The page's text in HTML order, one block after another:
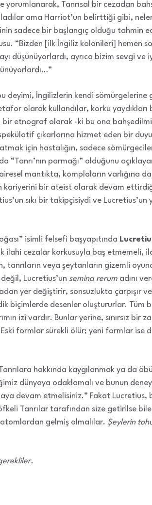
yorumlanarak, Tanrısal bir cezadan
ama Harriot’un belirttiği gibi,
sadece bir başlangıç olduğu tahmin
“Bizden [ilk İngiliz kolonileri] hemen
düşünüyorlardı, ayrıca bizim sevgi
deyimi, İngilizlerin kendi
olarak kullandılar, korku yaydıkları
bir etnograf olarak -ki bu ona
çıkarlarına hizmet eden bir
için hastalığın, sadece
“Tanrı’nın parmağı” olduğunu
mantıkta, komploların varlığına
kariyerini bir ateist olarak devam
sıkı bir takipçisiydi ve Lucretius’un
isimli felsefi başyapıtında
ilahi cezalar korkusuyla baş etmemeli,
tanrıların veya şeytanların gizemli
Lucretius’un semina rerum adını
yer değiştirir, sonsuzlukta çarpışır
biçimlerde desenler oluştururlar.
izi vardır. Bunlar yerine, sınırsız bir
formlar sürekli ölür; yeni formlar ise
hakkında kaygılanmak ya da
dünyaya odaklamalı ve bunun
devam etmelisiniz.” Fakat Lucretius,
Tanrılar tarafından size getirilse
gelmiş olmalılar. Şeylerin